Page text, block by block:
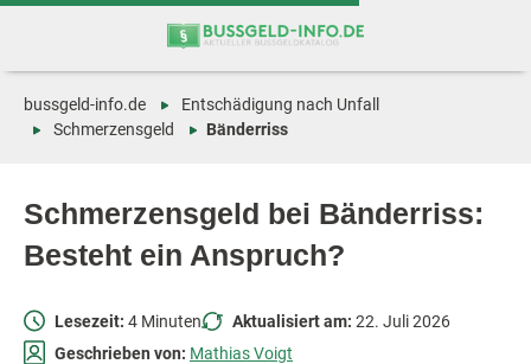
Zum
Zur
Schmerzensgeld bei Bänderriss:
Besteht ein Anspruch?
bussgeld-info.de
Entschädigung nach Unfall
Schmerzensgeld
Bänderriss
Lesezeit: 4 Minuten Aktualisiert am: 22. Juli 2026
Geschrieben von: Mathias Voigt